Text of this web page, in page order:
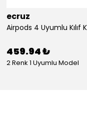
ecruz
459.94 ₺
2 Renk 1 Uyumlu Model